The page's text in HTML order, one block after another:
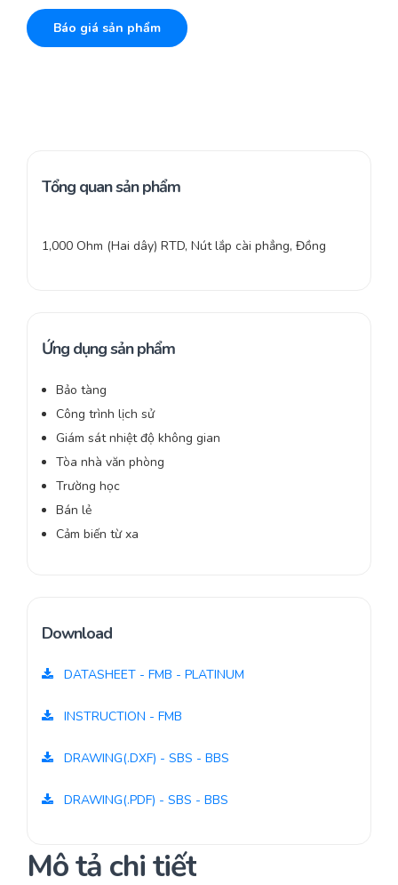
Báo giá sản phẩm
Tổng quan sản phẩm
1,000 Ohm (Hai dây) RTD, Nút lắp cài phẳng, Đồng
Ứng dụng sản phẩm
Bảo tàng
Công trình lịch sử
Giám sát nhiệt độ không gian
Tòa nhà văn phòng
Trường học
Bán lẻ
Cảm biến từ xa
Download
DATASHEET - FMB - PLATINUM
INSTRUCTION - FMB
DRAWING(.DXF) - SBS - BBS
DRAWING(.PDF) - SBS - BBS
Mô tả chi tiết